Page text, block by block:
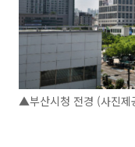
▲부산시청 전경 (사진제